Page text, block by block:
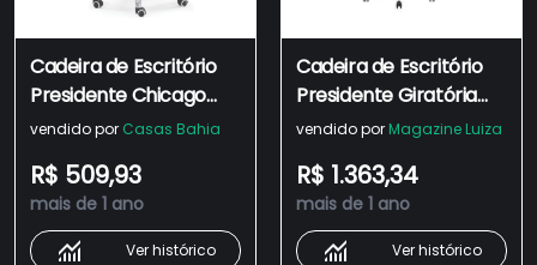
Cadeira de Escritório
Presidente Chicago
Giratória Com Sistema
Preto
vendido por Casas Bahia
R$ 509,93
mais de 1 ano
Ver histórico
Cadeira de Escritório
Presidente Giratória
NR17 Unik Preta
vendido por Magazine Luiza
R$ 1.363,34
mais de 1 ano
Ver histórico